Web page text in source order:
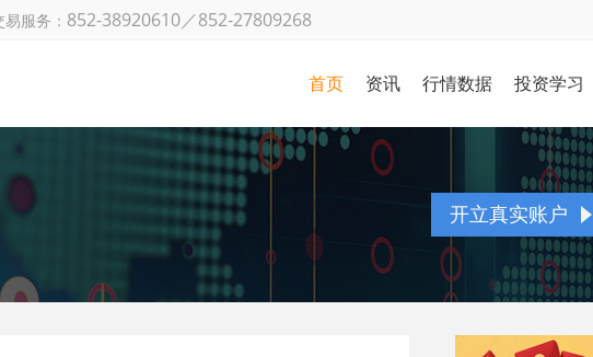
服务： 852-38920610／852-27809268
首页 资讯
金银日评
策略研究
国际财经
行情数据
财经日历
CFTC持仓
金银走势图
投资学习
投资入门
基本面知识
技术面知识
投资技巧
视频学习
开立真实账户